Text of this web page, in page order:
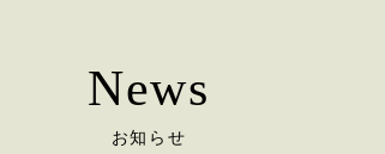
News
お知らせ